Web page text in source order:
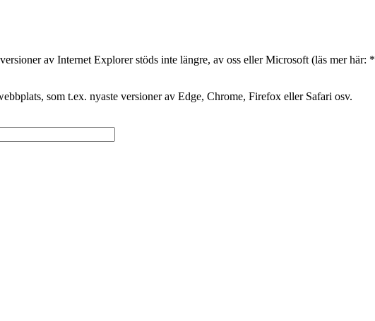
av Internet Explorer stöds inte längre, av oss eller Microsoft (läs mer här: *
som t.ex. nyaste versioner av Edge, Chrome, Firefox eller Safari osv.